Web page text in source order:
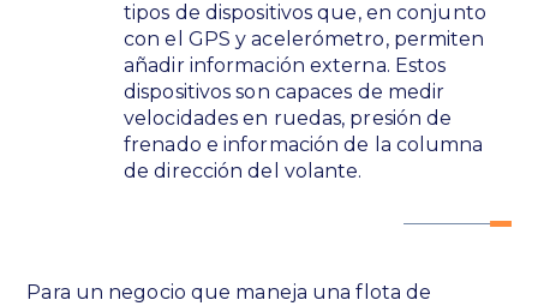
tipos de dispositivos que, en conjunto
con el GPS y acelerómetro, permiten
añadir información externa. Estos
dispositivos son capaces de medir
velocidades en ruedas, presión de
frenado e información de la columna
de dirección del volante.
Para un negocio que maneja una flota de